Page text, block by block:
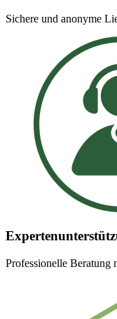
Sichere und anonyme
Professionelle Beratung